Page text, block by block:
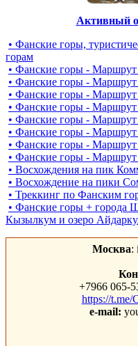
Активный
• Фанские горы,
горам
• Фанские горы -
• Фанские горы -
• Фанские горы -
• Фанские горы -
• Фанские горы -
• Фанские горы -
• Фанские горы -
• Фанские горы -
• Восхождения на пик
• Восхождение на пики
• Треккинг по Фанским
• Фанские горы + города
Кызылкум и озеро
Москва:
+7966 065-
https://t.me/
e-mail: